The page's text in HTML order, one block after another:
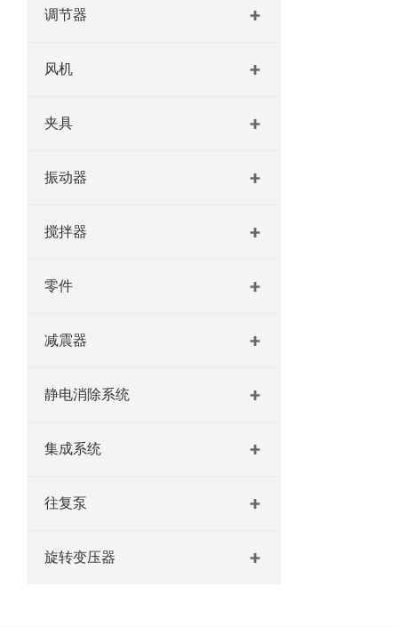
调节器
风机
夹具
振动器
搅拌器
零件
减震器
静电消除系统
集成系统
往复泵
旋转变压器